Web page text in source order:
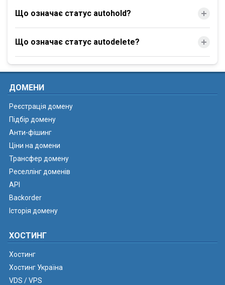
Що означає статус autohold?
Що означає статус autodelete?
ДОМЕНИ
Реєстрація домену
Підбір домену
Анти-фішинг
Ціни на домени
Трансфер домену
Реселлінг доменів
API
Backorder
Історія домену
ХОСТИНГ
Хостинг
Хостинг Україна
VDS / VPS